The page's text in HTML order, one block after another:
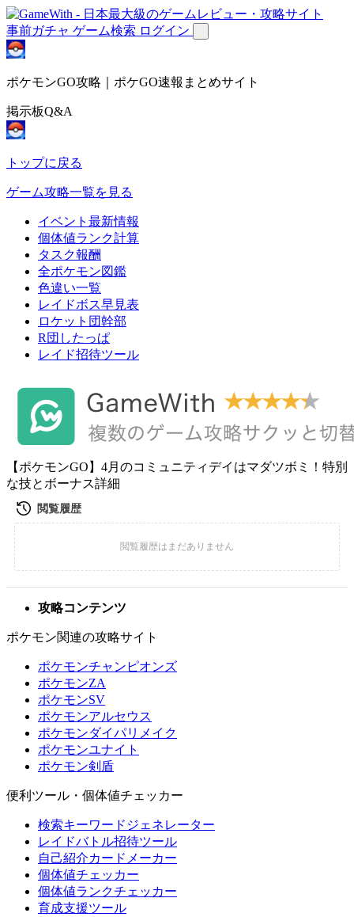
事前ガチャ ゲーム検索 ログイン
ポケモンGO攻略｜ポケGO速報まとめサイト
掲示板Q&A
トップに戻る
ゲーム攻略一覧を見る
イベント最新情報
個体値ランク計算
タスク報酬
全ポケモン図鑑
色違い一覧
レイドボス早見表
ロケット団幹部
R団したっぱ
レイド招待ツール
【ポケモンGO】4月のコミュニティデイはマダツボミ！特別
な技とボーナス詳細
攻略コンテンツ
ポケモン関連の攻略サイト
ポケモンチャンピオンズ
ポケモンZA
ポケモンSV
ポケモンアルセウス
ポケモンダイパリメイク
ポケモンユナイト
ポケモン剣盾
便利ツール・個体値チェッカー
検索キーワードジェネレーター
レイドバトル招待ツール
自己紹介カードメーカー
個体値チェッカー
個体値ランクチェッカー
育成支援ツール